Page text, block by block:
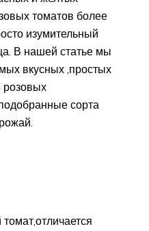
томатов более
изумительный
В нашей статье мы
вкусных ,простых
сорта